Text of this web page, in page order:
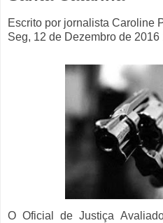
Escrito por jornalista Caroline
Seg, 12 de Dezembro de 2016
O Oficial de Justiça